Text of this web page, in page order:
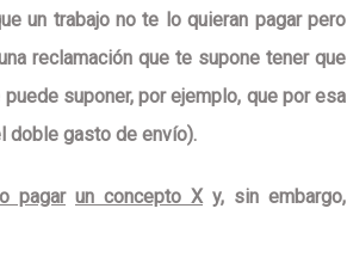
un trabajono te lo quieran pagar pero
reclamación que te supone tener que
suponer, por ejemplo, que por esa
doble gasto de envío).
pagar un concepto X y, sin embargo,